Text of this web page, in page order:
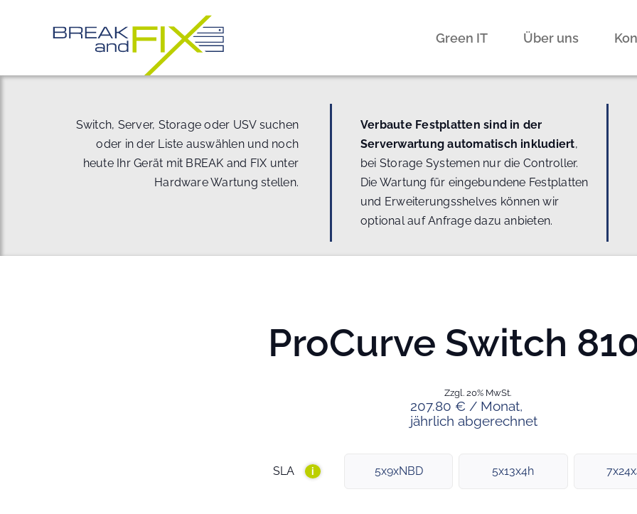
Green IT Über uns
Switch, Server, Storage oder USV suchen
oder in der Liste auswählen und noch
heute Ihr Gerät mit BREAK and FIX unter
Hardware Wartung stellen.
Verbaute Festplatten sind in der
Serverwartung automatisch inkludiert,
bei Storage Systemen nur die Controller.
Die Wartung für eingebundene Festplatten
und Erweiterungsshelves können wir
optional auf Anfrage dazu anbieten.
ProCurve Switch
207.80 € / Monat,
jährlich abgerechnet
Zzgl. 20% MwSt.
SLA i 5x9xNBD 5x13x4h